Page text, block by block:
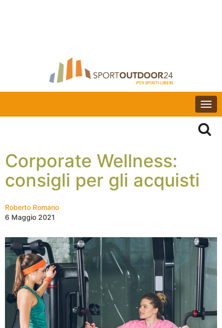
Corporate Wellness:
consigli per gli acquisti
Roberto Romano
6 Maggio 2021